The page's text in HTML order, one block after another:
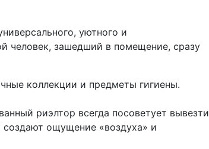
уютного и
человек, зашедший в помещение, сразу
коллекции и предметы гигиены.
риэлтор всегда посоветует вывезти
ощущение «воздуха» и